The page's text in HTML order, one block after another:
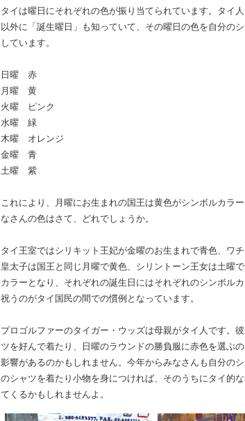
タイは曜日にそれぞれの色が振り当てられています。タイ
以外に「誕生曜日」も知っていて、その曜日の色を自分の
しています。
日曜 赤
月曜 黄
火曜 ピンク
水曜 緑
木曜 オレンジ
金曜 青
土曜 紫
これにより、月曜にお生まれの国王は黄色がシンボルカラ
なさんの色はさて、どれでしょうか。
タイ王室ではシリキット王妃が金曜のお生まれで青色、ワ
皇太子は国王と同じ月曜で黄色、シリントーン王女は土曜
カラーとなり、それぞれの誕生日にはそれぞれのシンボル
祝うのがタイ国民の間での慣例となっています。
プロゴルファーのタイガー・ウッズは母親がタイ人です。
ツを好んで着たり、日曜のラウンドの勝負服に赤色を選ぶ
影響があるのかもしれません。今年からみなさんも自分の
のシャツを着たり小物を身につければ、そのうちにタイ的
てくるかもしれませんよ。